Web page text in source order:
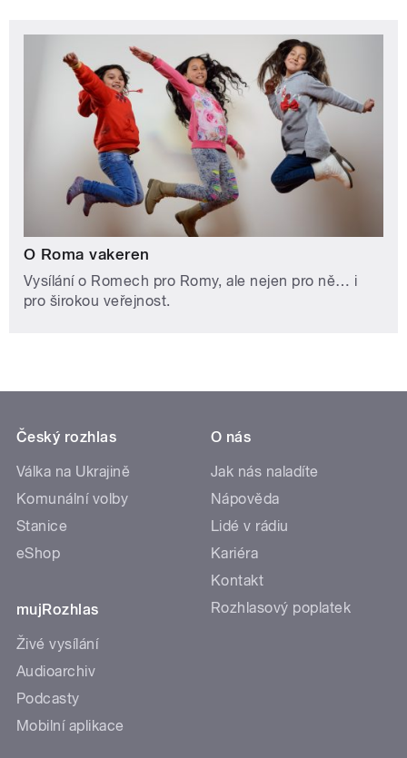
O Roma vakeren
Vysílání o Romech pro Romy, ale nejen pro ně… i
pro širokou veřejnost.
Český rozhlas
Válka na Ukrajině
Komunální volby
Stanice
eShop
mujRozhlas
Živé vysílání
Audioarchiv
Podcasty
Mobilní aplikace
O nás
Jak nás naladíte
Nápověda
Lidé v rádiu
Kariéra
Kontakt
Rozhlasový poplatek